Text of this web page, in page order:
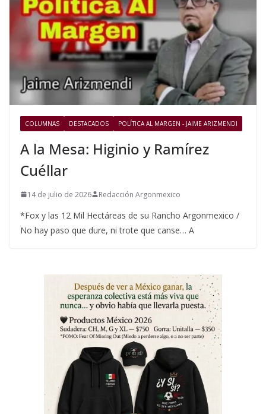
COLUMNAS DESTACADOS POLÍTICA AL MARGEN - JAIME ARIZMENDI
A la Mesa: Higinio y Ramírez
Cuéllar
14 de julio de 2026 Redacción Argonmexico
*Fox y las 12 Mil Hectáreas de su Rancho Argonmexico /
No hay paso que dure, ni trote que canse… A